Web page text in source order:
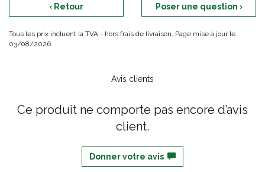
‹ Retour Poser une question ›
Tous les prix incluent la TVA - hors frais de livraison. Page mise à jour le
03/08/2026.
Avis clients
Ce produit ne comporte pas encore d’avis
client.
Donner votre avis